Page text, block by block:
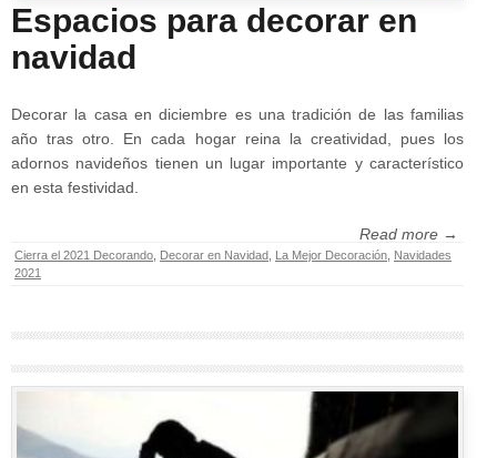
Espacios para decorar en
navidad
Decorar la casa en diciembre es una tradición de las familias
año tras otro. En cada hogar reina la creatividad, pues los
adornos navideños tienen un lugar importante y característico
en esta festividad.
Read more →
Cierra el 2021 Decorando Decorar en Navidad La Mejor Decoración Navidades
2021